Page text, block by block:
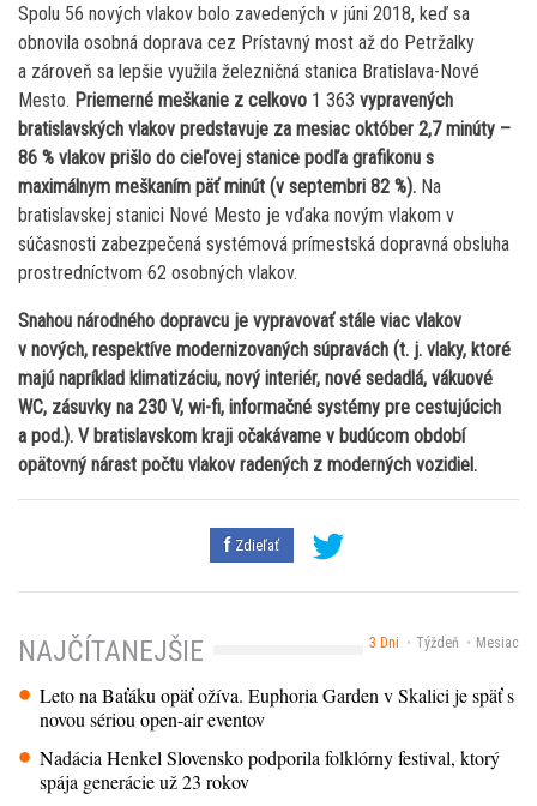
Spolu 56 nových vlakov bolo zavedených v júni 2018, keď sa
obnovila osobná doprava cez Prístavný most až do Petržalky
a zároveň sa lepšie využila železničná stanica Bratislava-Nové
Mesto. Priemerné meškanie z celkovo 1 363 vypravených
bratislavských vlakov predstavuje za mesiac október 2,7 minúty –
86 % vlakov prišlo do cieľovej stanice podľa grafikonu s
maximálnym meškaním päť minút (v septembri 82 %). Na
bratislavskej stanici Nové Mesto je vďaka novým vlakom v
súčasnosti zabezpečená systémová prímestská dopravná obsluha
prostredníctvom 62 osobných vlakov.
Snahou národného dopravcu je vypravovať stále viac vlakov
v nových, respektíve modernizovaných súpravách (t. j. vlaky, ktoré
majú napríklad klimatizáciu, nový interiér, nové sedadlá, vákuové
WC, zásuvky na 230 V, wi-fi, informačné systémy pre cestujúcich
a pod.). V bratislavskom kraji očakávame v budúcom období
opätovný nárast počtu vlakov radených z moderných vozidiel.
Zdieľať
3 Dni Týždeň Mesiac
NAJČÍTANEJŠIE
Leto na Baťáku opäť ožíva. Euphoria Garden v Skalici je späť s
novou sériou open-air eventov
Nadácia Henkel Slovensko podporila folklórny festival, ktorý
spája generácie už 23 rokov